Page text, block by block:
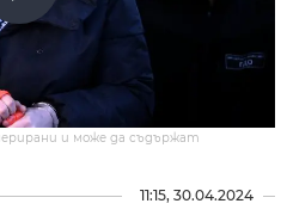
и може да съдържат
11:15, 30.04.2024